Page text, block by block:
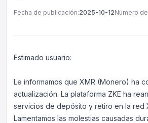
Fecha de publicación:2025-10-12Número
Estimado usuario:
Le informamos que XMR (Monero) ha
actualización. La plataforma ZKE ha
servicios de depósito y retiro en la red
Lamentamos las molestias causadas
Servicio al cliente